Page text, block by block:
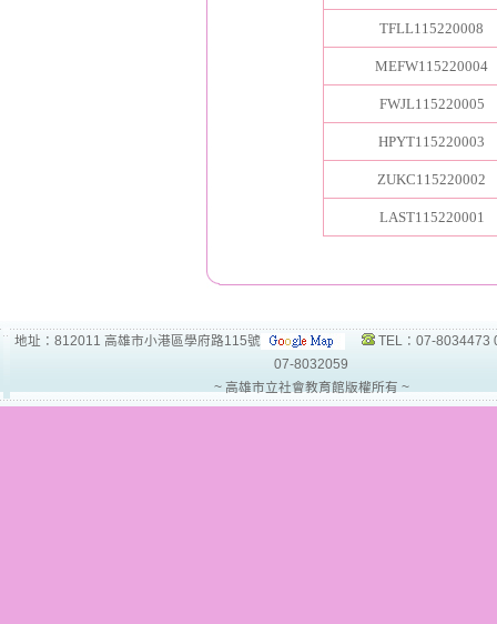
TFLL115220008
MEFW115220004
FWJL115220005
HPYT115220003
ZUKC115220002
LAST115220001
地址：812011 高雄市小港區學府路115號
TEL：07-8034473
07-8032059
~ 高雄市立社會教育館版權所有 ~